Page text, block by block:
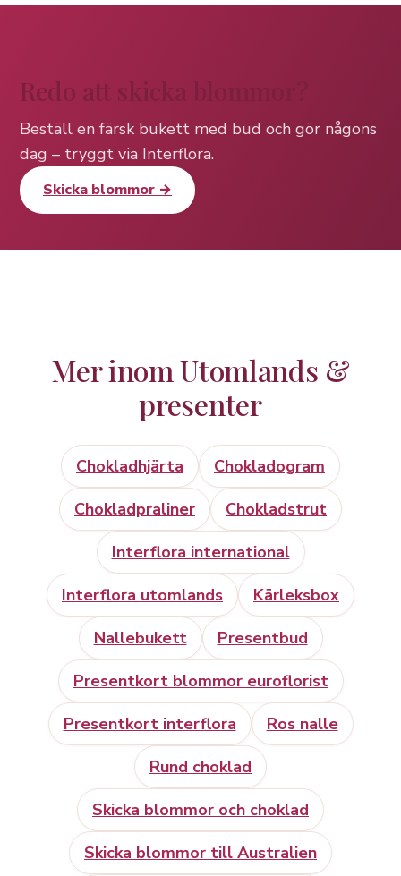
Redo att skicka blommor?
Beställ en färsk bukett med bud och gör någons
dag – tryggt via Interflora.
Skicka blommor →
Mer inom Utomlands &
presenter
Chokladhjärta
Chokladogram
Chokladpraliner
Chokladstrut
Interflora international
Interflora utomlands
Kärleksbox
Nallebukett
Presentbud
Presentkort blommor euroflorist
Presentkort interflora
Ros nalle
Rund choklad
Skicka blommor och choklad
Skicka blommor till Australien